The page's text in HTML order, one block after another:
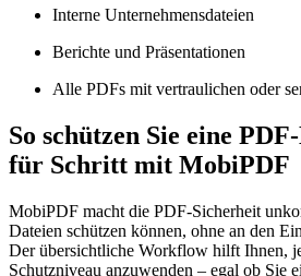
Interne Unternehmensdateien
Berichte und Präsentationen
Alle PDFs mit vertraulichen oder
So schützen Sie eine
für Schritt mit MobiPDF
MobiPDF macht die PDF-Sicherheit
Dateien schützen können, ohne an den
Der übersichtliche Workflow hilft Ihnen,
Schutzniveau anzuwenden – egal ob Sie